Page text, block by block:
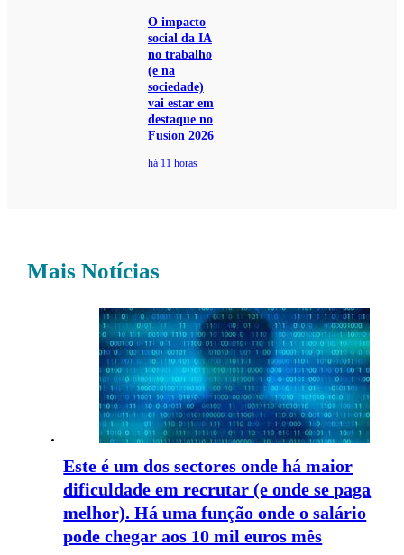
O impacto
social da IA
no trabalho
(e na
sociedade)
vai estar em
destaque no
Fusion 2026
há 11 horas
Mais Notícias
Este é um dos sectores onde há maior
dificuldade em recrutar (e onde se paga
melhor). Há uma função onde o salário
pode chegar aos 10 mil euros mês